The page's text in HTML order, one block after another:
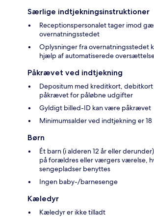
Særlige indtjekningsinstruktioner
Receptionspersonalet tager imod
overnatningsstedet
Oplysninger fra overnatningsstedet
hjælp af automatiserede
Påkrævet ved indtjekning
Depositum med kreditkort,
påkrævet for påløbne udgifter
Gyldigt billed-ID kan være påkrævet
Minimumsalder ved indtjekning er 18
Børn
Ét barn (i alderen 12 år eller
på forældres eller værgers værelse,
sengepladser benyttes
Ingen baby-/barnesenge
Kæledyr
Kæledyr er ikke tilladt